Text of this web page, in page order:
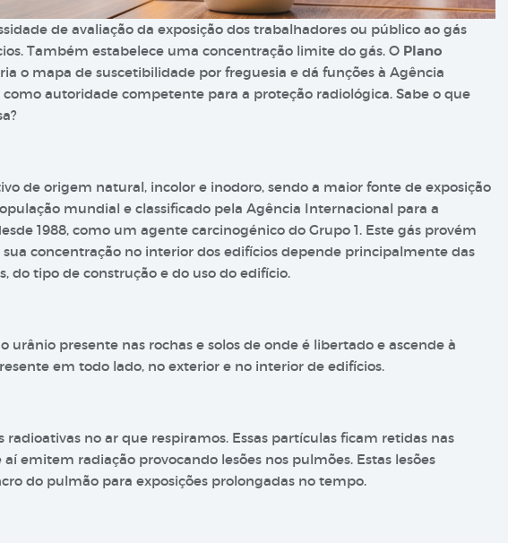
de avaliação da exposição dos trabalhadores ou público ao gás
Também estabelece uma concentração limite do gás. O Plano
o mapa de suscetibilidade por freguesia e dá funções à Agência
autoridade competente para a proteção radiológica. Sabe o que
de origem natural, incolor e inodoro, sendo a maior fonte de exposição
mundial e classificado pela Agência Internacional para a
1988, como um agente carcinogénico do Grupo 1. Este gás provém
sua concentração no interior dos edifícios depende principalmente das
do tipo de construção e do uso do edifício.
urânio presente nas rochas e solos de onde é libertado e ascende à
em todo lado, no exterior e no interior de edifícios.
no ar que respiramos. Essas partículas ficam retidas nas
aí emitem radiação provocando lesões nos pulmões. Estas lesões
do pulmão para exposições prolongadas no tempo.